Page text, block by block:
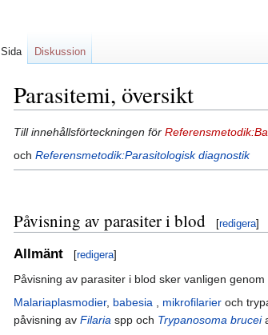
Parasitemi, översikt
Hoppa
navigering
Hoppa
sök
Till innehållsförteckningen för
och Referensmetodik:Parasitologisk diagnostik
Påvisning av parasiter i blod [redigera]
Allmänt [redigera]
Påvisning av parasiter i blod sker vanligen
Malariaplasmodier, babesia mikrofilarier och
påvisning av Filaria spp och Trypanosoma brucei
Sida Diskussion